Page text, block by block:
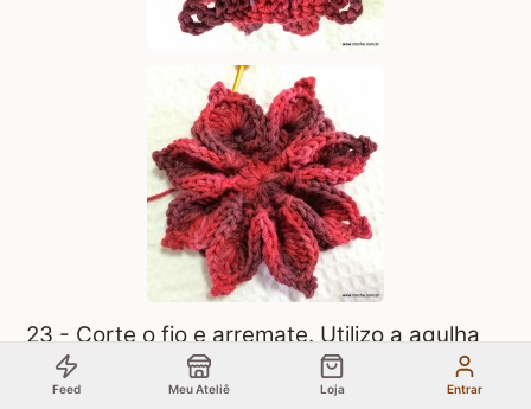
23 - Corte o fio e arremate. Utilizo a agulha
para que o acabamento fique melhor, veja
Feed Meu Ateliê Loja Entrar